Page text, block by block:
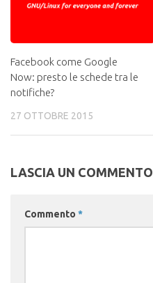
Facebook come Google
Now: presto le schede tra le
notifiche?
27 OTTOBRE 2015
LASCIA UN COMMENTO
Commento *